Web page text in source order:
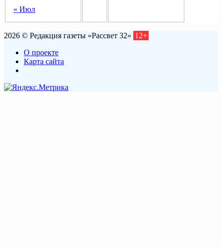
« Июл
2026 © Редакция газеты «Рассвет 32» 12+
О проекте
Карта сайта